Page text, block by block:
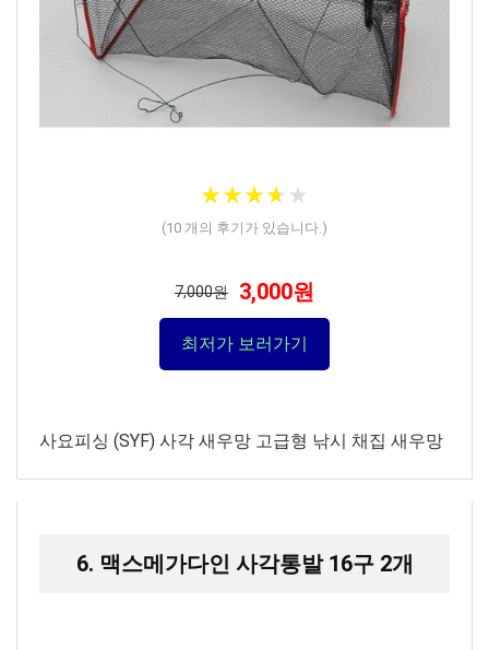
★★★★ ★
★★★★ ★
(10 개의 후기가 있습니다.)
7,000원 3,000원
최저가 보러가기
사요피싱 (SYF) 사각 새우망 고급형 낚시 채집 새우망
6. 맥스메가다인 사각통발 16구 2개